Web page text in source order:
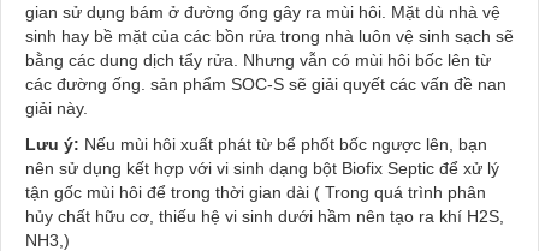
gian sử dụng bám ở đường ống gây ra mùi hôi. Mặt dù nhà vệ
sinh hay bề mặt của các bồn rửa trong nhà luôn vệ sinh sạch sẽ
bằng các dung dịch tẩy rửa. Nhưng vẫn có mùi hôi bốc lên từ
các đường ống. sản phẩm SOC-S sẽ giải quyết các vấn đề nan
giải này.
Lưu ý: Nếu mùi hôi xuất phát từ bể phốt bốc ngược lên, bạn
nên sử dụng kết hợp với vi sinh dạng bột Biofix Septic để xử lý
tận gốc mùi hôi để trong thời gian dài ( Trong quá trình phân
hủy chất hữu cơ, thiếu hệ vi sinh dưới hầm nên tạo ra khí H2S,
NH3,)